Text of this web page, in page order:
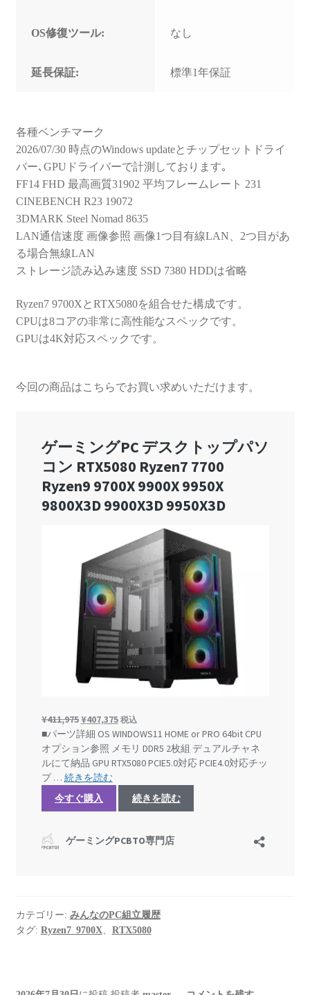
OS修復ツール: なし
延長保証: 標準1年保証
各種ベンチマーク
2026/07/30 時点のWindows updateとチップセットドライ
バー､GPUドライバーで計測しております｡
FF14 FHD 最高画質31902 平均フレームレート 231
CINEBENCH R23 19072
3DMARK Steel Nomad 8635
LAN通信速度 画像参照 画像1つ目有線LAN、2つ目があ
る場合無線LAN
ストレージ読み込み速度 SSD 7380 HDDは省略
Ryzen7 9700XとRTX5080を組合せた構成です。
CPUは8コアの非常に高性能なスペックです。
GPUは4K対応スペックです。
今回の商品はこちらでお買い求めいただけます。
カテゴリー: みんなのPC組立履歴
タグ: Ryzen7_9700X、 RTX5080